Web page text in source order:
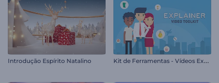
Introdução Espírito Natalino K
it de Ferramentas - Vídeos Explicativos